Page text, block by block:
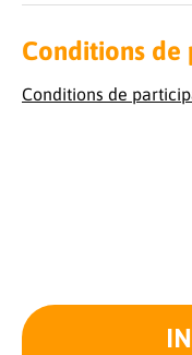
Conditions
Conditions de